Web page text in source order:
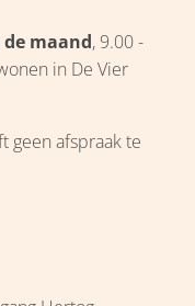
maand, 9.00 -
in De Vier
geen afspraak te